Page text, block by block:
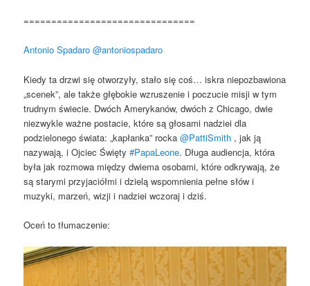
===============================
Antonio Spadaro @antoniospadaro
Kiedy ta drzwi się otworzyły, stało się coś… iskra niepozbawiona
„scenek”, ale także głębokie wzruszenie i poczucie misji w tym
trudnym świecie. Dwóch Amerykanów, dwóch z Chicago, dwie
niezwykle ważne postacie, które są głosami nadziei dla
podzielonego świata: „kapłanka” rocka@PattiSmith , jak ją
nazywają, i Ojciec Święty#PapaLeone. Długa audiencja, która
była jak rozmowa między dwiema osobami, które odkrywają, że
są starymi przyjaciółmi i dzielą wspomnienia pełne słów i
muzyki, marzeń, wizji i nadziei wczoraj i dziś.
Oceń to tłumaczenie: